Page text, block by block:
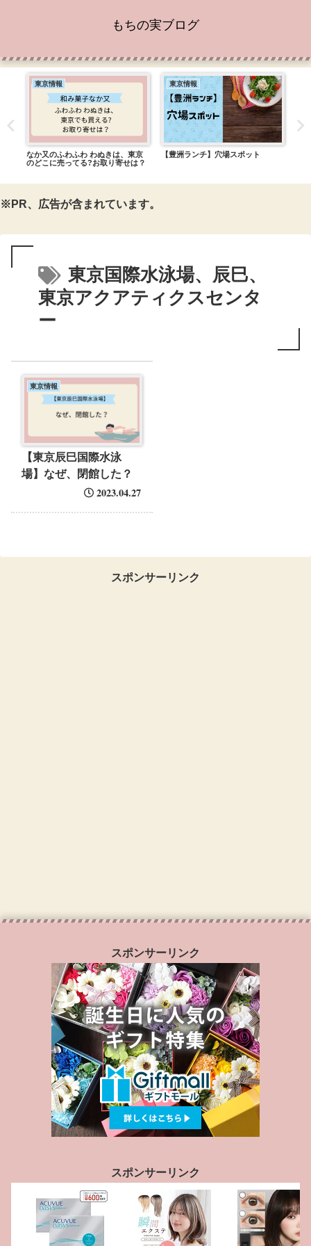
もちの実ブログ
東京情報
なか又のふわふわ わぬきは、東京
のどこに売ってる?お取り寄せは？
東京情報
【豊洲ランチ】穴場スポット
※PR、広告が含まれています。
東京国際水泳場、辰巳、
東京アクアティクスセンタ
ー
東京情報
【東京辰巳国際水泳
場】なぜ、閉館した？
2023.04.27
スポンサーリンク
スポンサーリンク
スポンサーリンク